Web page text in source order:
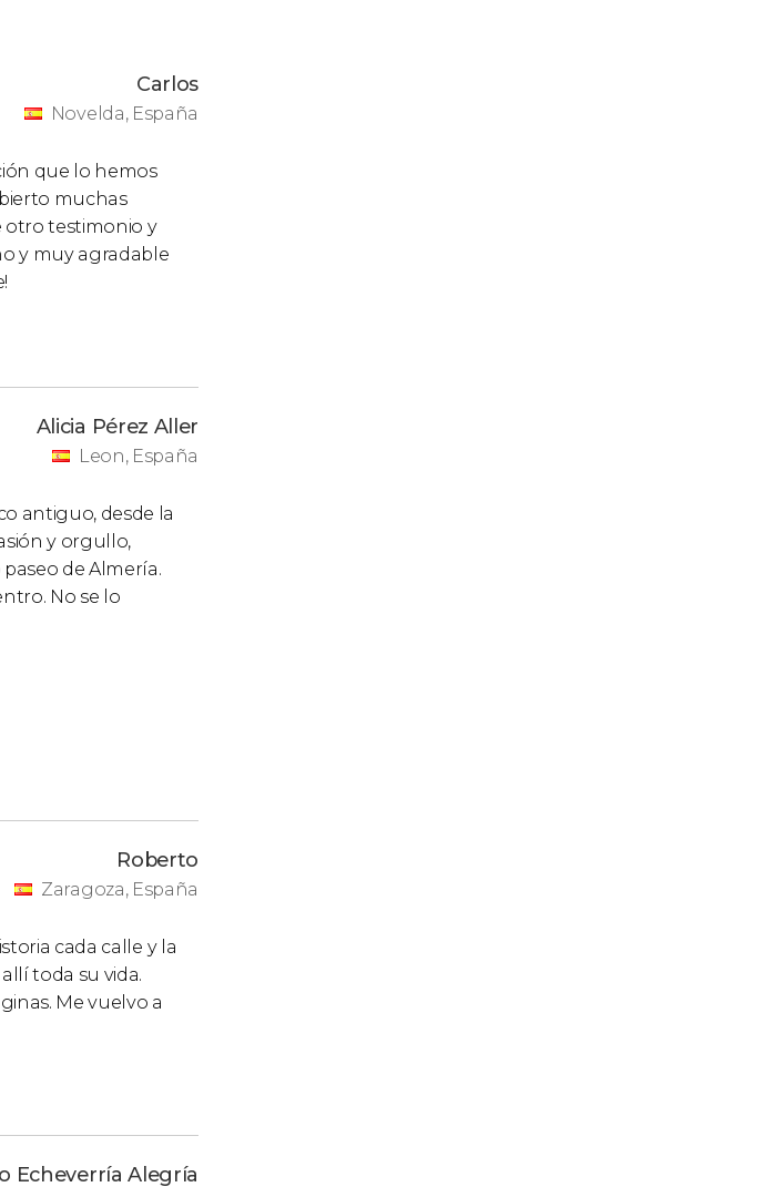
Carlos
Novelda, España
que lo hemos
muchas
otro testimonio y
y muy agradable
Alicia Pérez Aller
Leon, España
antiguo, desde la
y orgullo,
de Almería.
No se lo
Roberto
Zaragoza, España
cada calle y la
toda su vida.
Me vuelvo a
Echeverría Alegría